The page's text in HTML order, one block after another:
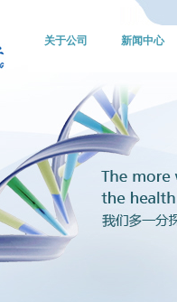
关于公司 新闻中心